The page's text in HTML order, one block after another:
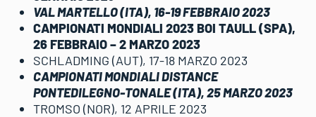
VAL MARTELLO (ITA), 16-19 FEBBRAIO 2023
CAMPIONATI MONDIALI 2023 BOI TAULL (SPA),
26 FEBBRAIO – 2 MARZO 2023
SCHLADMING (AUT), 17-18 MARZO 2023
CAMPIONATI MONDIALI DISTANCE
PONTEDILEGNO-TONALE (ITA), 25 MARZO 2023
TROMSO (NOR), 12 APRILE 2023